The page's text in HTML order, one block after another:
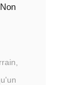
Non